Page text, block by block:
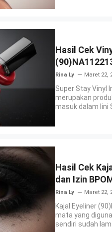
Hasil Cek
Rina Ly Maret 22,
Super Stay Vinyl
merupakan
masuk dalam lini
Hasil Cek
dan Izin
Rina Ly Maret 22,
Kajal Eyeliner
mata yang
sendiri sudah